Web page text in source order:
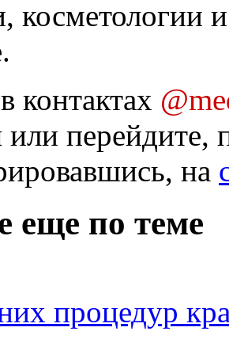
косметологии
контактах
или перейдите,
на
еще по теме
процедур